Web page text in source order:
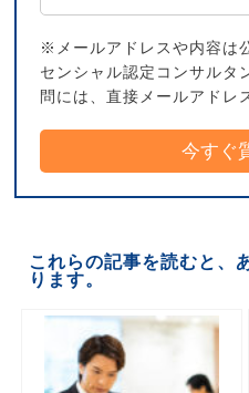
※メールアドレスや内容は
センシャル認定コンサルタ
問には、直接メールアドレ
これらの記事を読むと、
ります。